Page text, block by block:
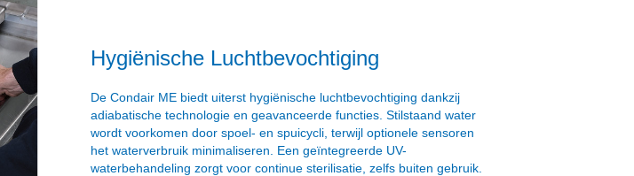
Hygiënische Luchtbevochtiging
De Condair ME biedt uiterst hygiënische luchtbevochtiging dankzij
adiabatische technologie en geavanceerde functies. Stilstaand water
wordt voorkomen door spoel- en spuicycli, terwijl optionele sensoren
het waterverbruik minimaliseren. Een geïntegreerde UV-
waterbehandeling zorgt voor continue sterilisatie, zelfs buiten gebruik.